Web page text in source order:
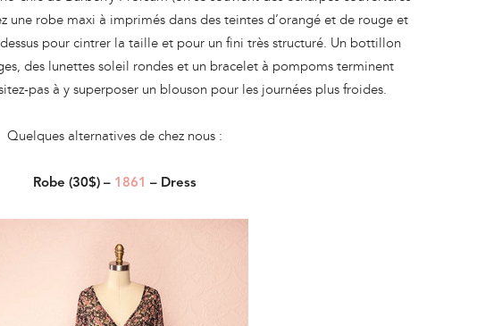
une robe maxi à imprimés dans des teintes d’orangé et de rouge et
pour cintrer la taille et pour un fini très structuré. Un bottillon
des lunettes soleil rondes et un bracelet à pompoms terminent
pas à y superposer un blouson pour les journées plus froides.
Quelques alternatives de chez nous :
Robe (30$) – 1861 – Dress